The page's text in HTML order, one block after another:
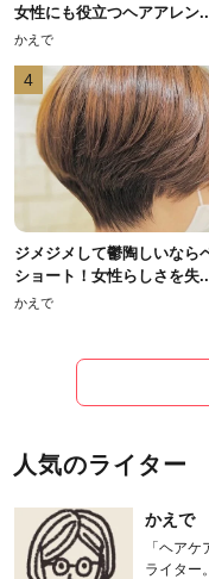
女性にも役立つヘアアレン
かえで
4
ジメジメして鬱陶しいなら
ショート！女性らしさを失
かえで
人気のライター
かえで
「ヘア
ライター